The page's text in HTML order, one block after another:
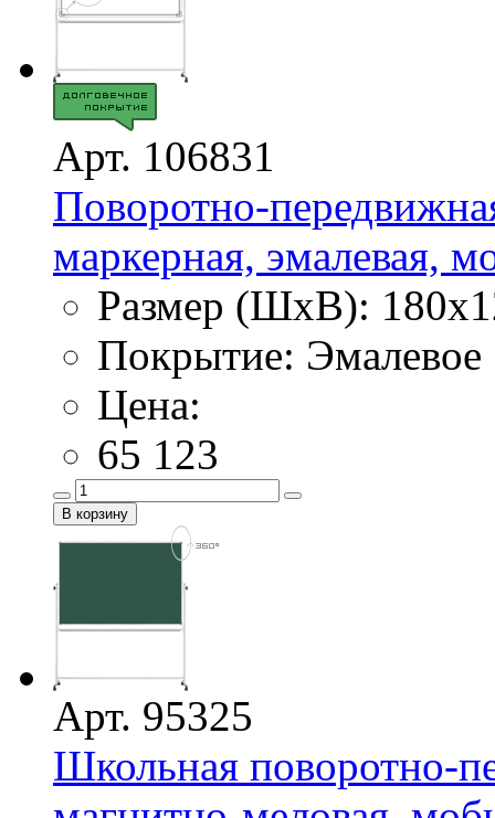
Арт. 106831
Поворотно-
маркерная, эмалевая,
Размер (ШхВ):
Покрытие: Эмалевое
Цена:
65 123
Арт. 95325
Школьная поворотно-